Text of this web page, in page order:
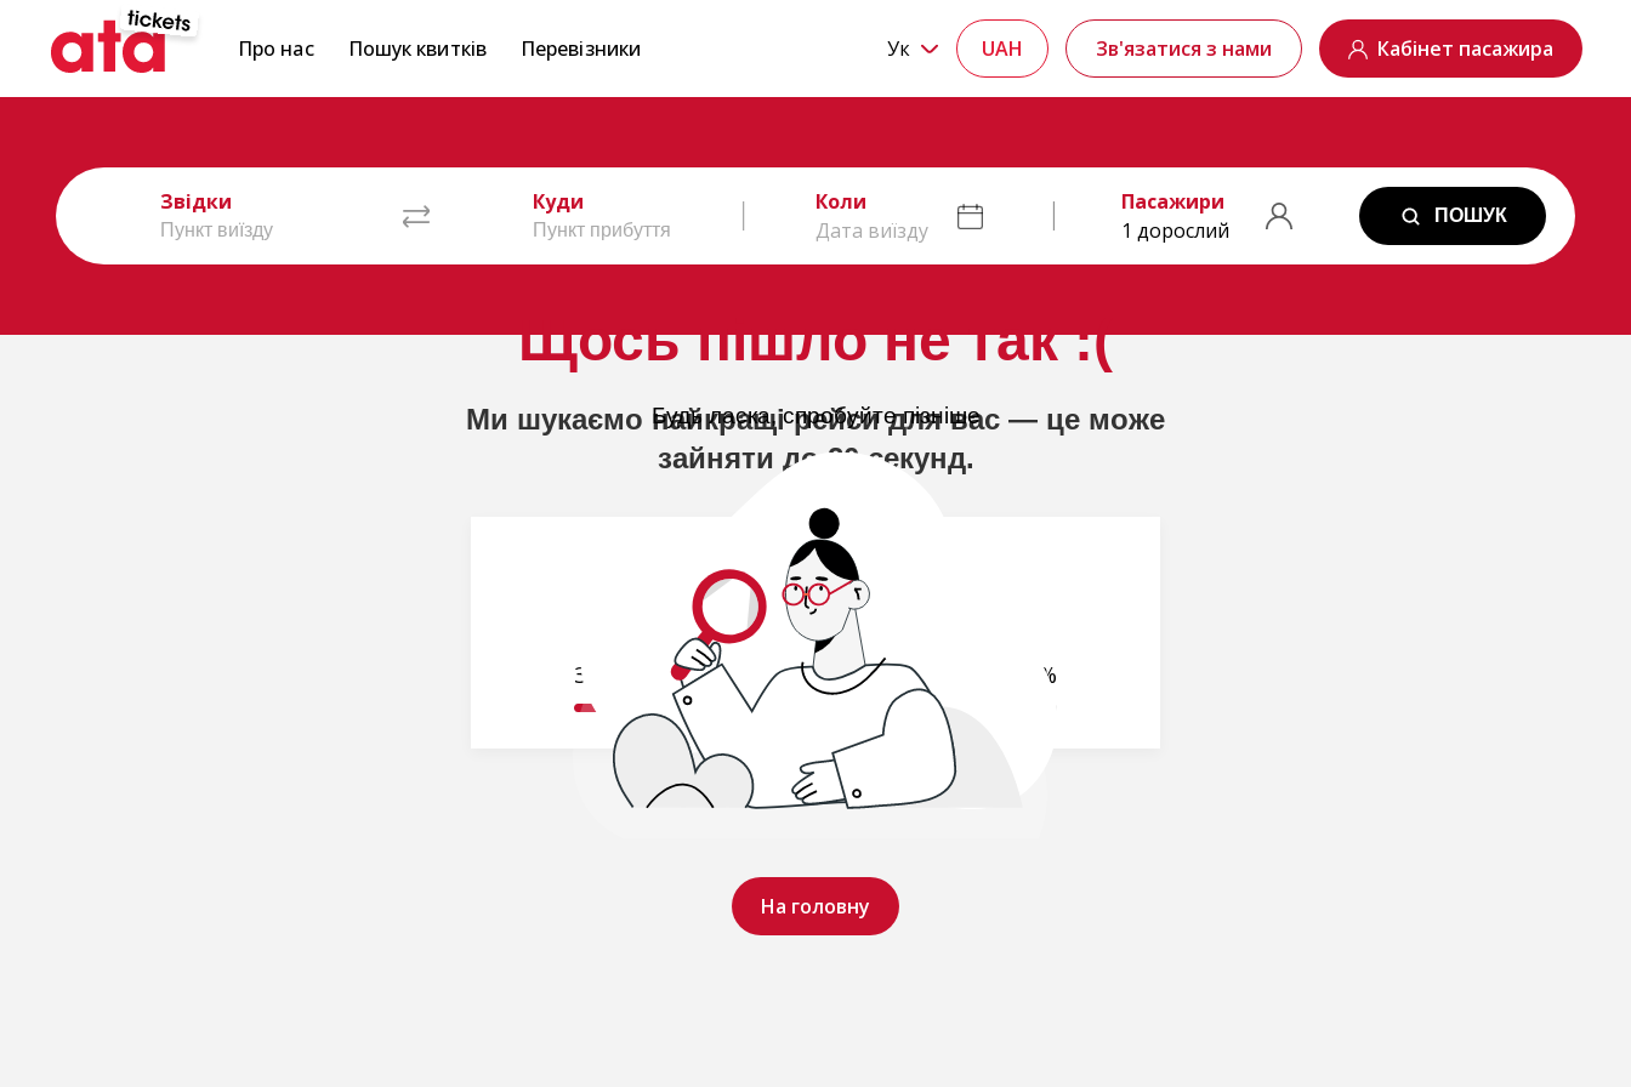
Щось пішло не так :(
Будь ласка, спробуйте пізніше
На головну
Про нас Пошук квитків Перевізники Ук UAH Зв'язатися з нами Кабінет пасажира
Звідки Куди
Коли
Дата виїзду
Пасажири
1 дорослий
ПОШУК
Ми шукаємо найкращі рейси для вас — це може
зайняти до 20 секунд.
Збираємо результати... 59%